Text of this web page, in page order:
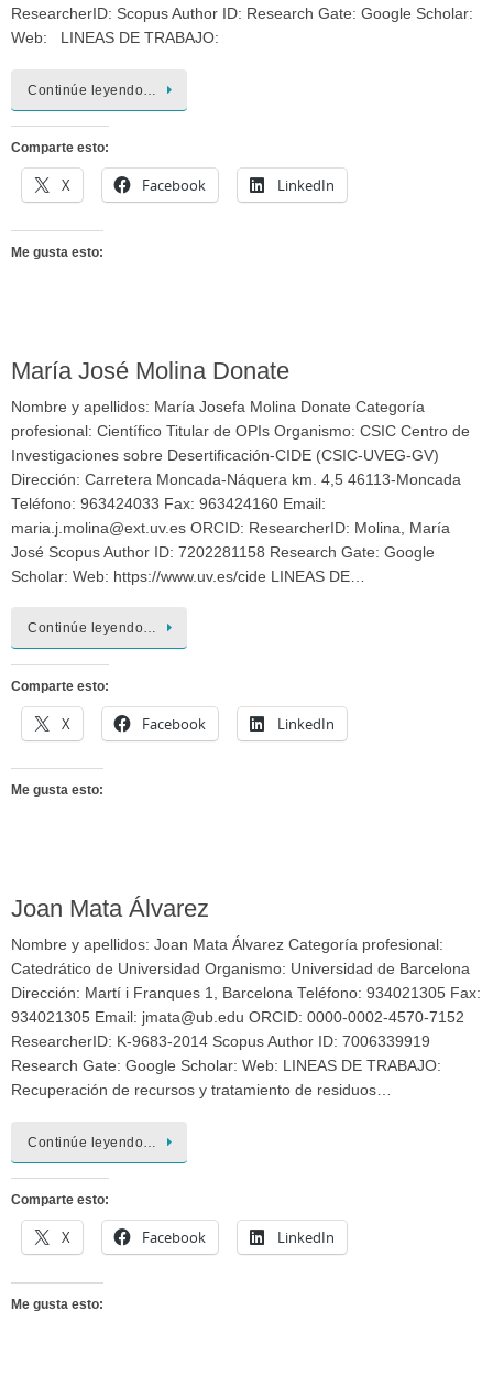
ResearcherID: Scopus Author ID: Research Gate: Google Scholar:
Web: LINEAS DE TRABAJO:
Continúe leyendo…
Comparte esto:
X Facebook LinkedIn
Me gusta esto:
María José Molina Donate
Nombre y apellidos: María Josefa Molina Donate Categoría
profesional: Científico Titular de OPIs Organismo: CSIC Centro de
Investigaciones sobre Desertificación-CIDE (CSIC-UVEG-GV)
Dirección: Carretera Moncada-Náquera km. 4,5 46113-Moncada
Teléfono: 963424033 Fax: 963424160 Email:
maria.j.molina@ext.uv.es ORCID: ResearcherID: Molina, María
José Scopus Author ID: 7202281158 Research Gate: Google
Scholar: Web: https://www.uv.es/cide LINEAS DE…
Continúe leyendo…
Comparte esto:
X Facebook LinkedIn
Me gusta esto:
Joan Mata Álvarez
Nombre y apellidos: Joan Mata Álvarez Categoría profesional:
Catedrático de Universidad Organismo: Universidad de Barcelona
Dirección: Martí i Franques 1, Barcelona Teléfono: 934021305 Fax:
934021305 Email: jmata@ub.edu ORCID: 0000-0002-4570-7152
ResearcherID: K-9683-2014 Scopus Author ID: 7006339919
Research Gate: Google Scholar: Web: LINEAS DE TRABAJO:
Recuperación de recursos y tratamiento de residuos…
Continúe leyendo…
Comparte esto:
X Facebook LinkedIn
Me gusta esto: